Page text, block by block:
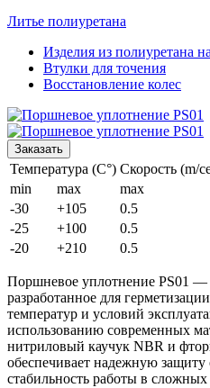
Литье полиуретана
Изделия из полиуретана
Втулки для точения
Восстановление колес
Заказать
Температура (C°) Скорость (m/
min
max max
-30
+105 0.5
-25
+100 0.5
-20
+210 0.5
Поршневое уплотнение PS01 —
разработанное для
температур и условий
использованию современных
нитриловый каучук NBR и
обеспечивает надежную защиту
стабильность работы в сложных